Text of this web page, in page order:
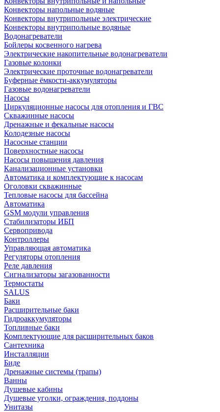
Конвекторы напольные водяные
Конвекторы внутрипольные электрические
Конвекторы внутрипольные водяные
Водонагреватели
Бойлеры косвенного нагрева
Электрические накопительные водонагреватели
Газовые колонки
Электрические проточные водонагреватели
Буферные ёмкости-аккумуляторы
Газовые водонагреватели
Насосы
Циркуляционные насосы для отопления и ГВС
Скважинные насосы
Дренажные и фекальные насосы
Колодезные насосы
Насосные станции
Поверхностные насосы
Насосы повышения давления
Канализационные установки
Автоматика и комплектующие к насосам
Оголовки скважинные
Тепловые насосы для бассейна
Автоматика
GSM модули управления
Стабилизаторы ИБП
Сервопривода
Контроллеры
Управляющая автоматика
Регуляторы отопления
Реле давления
Сигнализаторы загазованности
Термостаты
SALUS
Баки
Расширительные баки
Гидроаккумуляторы
Топливные баки
Комплектующие для расширительных баков
Сантехника
Инсталляции
Биде
Дренажные системы (трапы)
Ванны
Душевые кабины
Душевые уголки, ограждения, поддоны
Унитазы